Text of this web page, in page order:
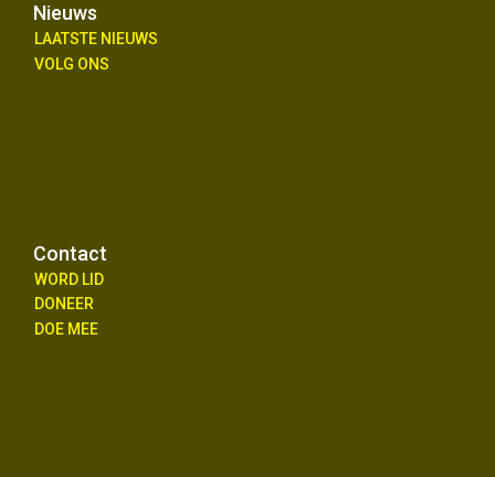
Nieuws
LAATSTE NIEUWS
VOLG ONS
Contact
WORD LID
DONEER
DOE MEE